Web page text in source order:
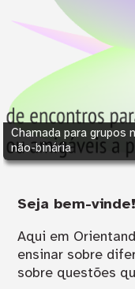
Chamada para grupos
não-binária
Seja bem-vinde!
Aqui em
ensinar sobre
sobre questões